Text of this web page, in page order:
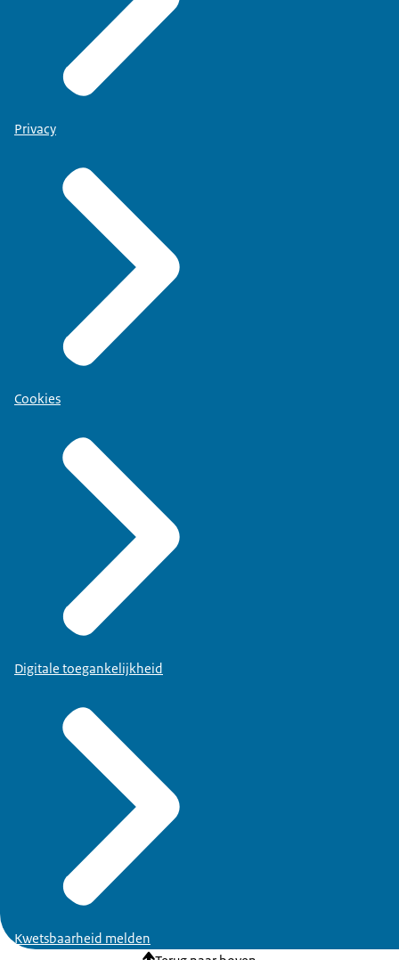
Privacy
Cookies
Digitale toegankelijkheid
Kwetsbaarheid melden